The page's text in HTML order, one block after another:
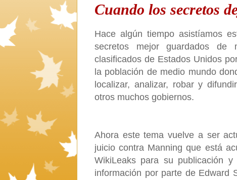
Cuando los secretos
Hace algún tiempo asistíamos
secretos mejor guardados de
clasificados de Estados Unidos
la población de medio mundo
localizar, analizar, robar y
otros muchos gobiernos.
Ahora este tema vuelve a ser
juicio contra Manning que está
WikiLeaks para su publicación
información por parte de Edward